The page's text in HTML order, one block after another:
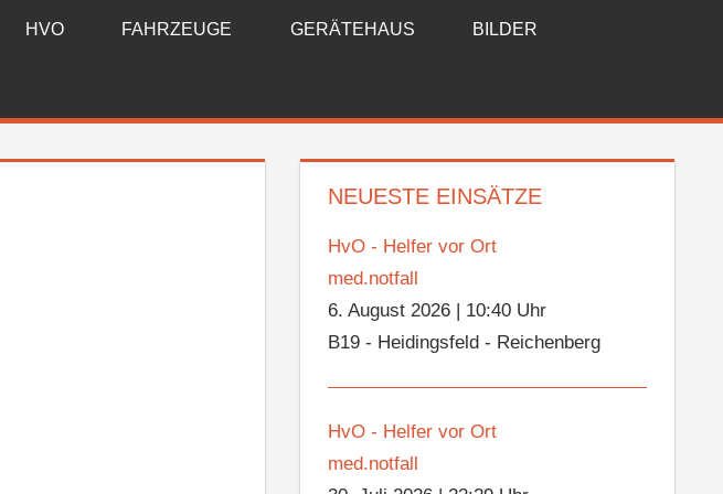
HVO FAHRZEUGE GERÄTEHAUS BILDER
NEUESTE EINSÄTZE
HvO - Helfer vor Ort
med.notfall
6. August 2026
10:40 Uhr
B19 - Heidingsfeld - Reichenberg
HvO - Helfer vor Ort
med.notfall